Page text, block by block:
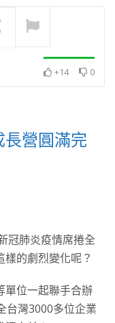
11月・澈見全球訊
+14 0
營圓滿完
冠肺炎疫情席捲全
的劇烈變化呢？
單位一起聯手合辦
台灣3000多位企業